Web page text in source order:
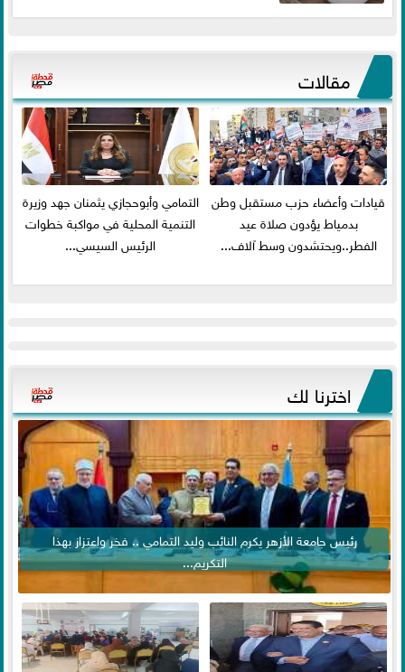
مقالات
قيادات وأعضاء حزب مستقبل وطن
بدمياط يؤدون صلاة عيد
الفطر..ويحتشدون وسط آلاف...
التمامي وأبوحجازي يثمنان جهد وزيرة
التنمية المحلية في مواكبة خطوات
الرئيس السيسي...
اخترنا لك
رئيس جامعة الأزهر يكرم النائب وليد التمامي .. فخر واعتزاز بهذا
التكريم...